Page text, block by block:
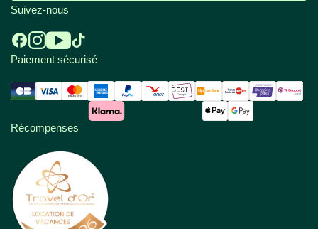
Suivez-nous
Paiement sécurisé
Récompenses